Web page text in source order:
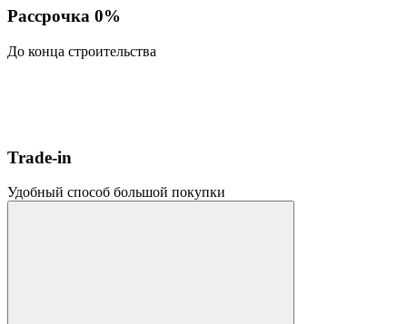
Рассрочка 0%
До конца строительства
Trade-in
Удобный способ большой покупки